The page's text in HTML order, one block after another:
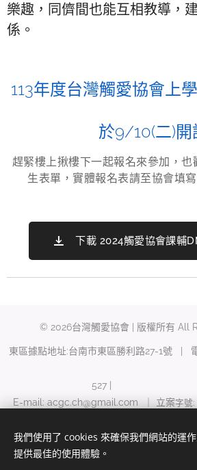
樂趣，同儕間也能互相教導，
係。
113年度台灣觸愛協會上
於9/10(二)開
趕緊樓上揪樓下一起報名來參加，也
生表單，實體報名表請至協會填
下載 2024觸愛協會課輔
© 2026台灣觸愛協會 | 版權所有 All
東區據點地址:台南市東區勝利路27-1號 | 電
| 行動電話
527
E-mail: acgc.ch@gmail.com ｜ 立案字號:
Cookies
我們使用了 cookies 來確保我們網站的運
提供最佳的使用體驗。